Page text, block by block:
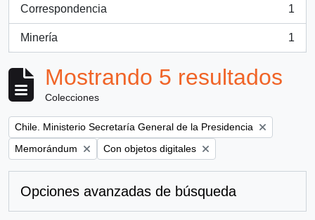
Correspondencia
, 1 resultados
1
Minería
, 1 resultados
1
Mostrando 5 resultados
Colecciones
Remove filter:
Chile. Ministerio Secretaría General de la Presidencia
Remove filter:
Memorándum Remove filter:
Con objetos digitales
Opciones avanzadas de búsqueda